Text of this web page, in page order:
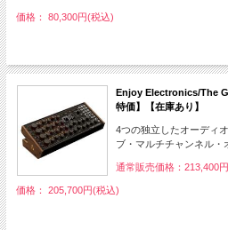
価格： 80,300円(税込)
Enjoy Electronics/The
特価】【在庫あり】
4つの独立したオーディ
ブ・マルチチャンネル・
通常販売価格：213,400
価格： 205,700円(税込)